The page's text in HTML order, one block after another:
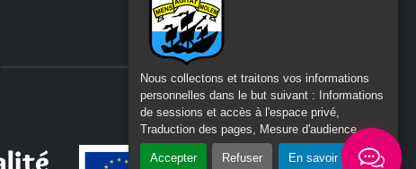
Nous collectons et traitons vos informations
personnelles dans le but suivant :
Informations
de sessions et accès à l'espace privé,
Traduction des pages, Mesure d'audience.
Accepter Refuser En savoir plus